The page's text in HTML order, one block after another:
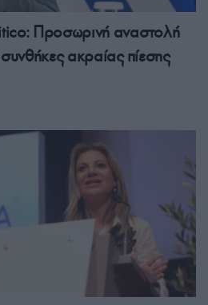
Προσωρινή αναστολή
ακραίας πίεσης